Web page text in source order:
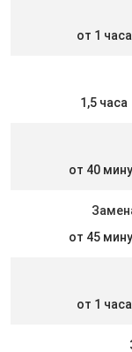
от 1 часа
1,5 часа
от 40
от 45
от 1 часа